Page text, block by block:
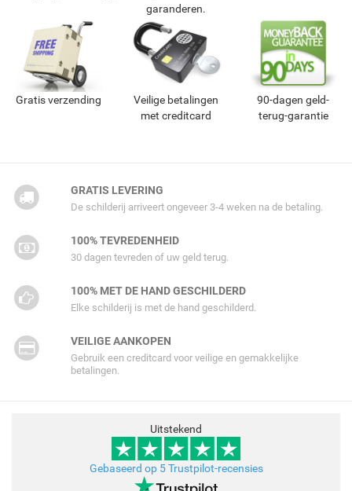
garanderen.
Gratis verzending
Veilige betalingen
met creditcard
90-dagen geld-
terug-garantie
GRATIS LEVERING
De schilderij arriveert ongeveer 3-4 weken na de betaling.
100% TEVREDENHEID
30 dagen tevreden of uw geld terug.
100% MET DE HAND GESCHILDERD
Elke schilderij is met de hand geschilderd.
VEILIGE AANKOPEN
Gebruik een creditcard voor veilige en gemakkelijke
betalingen.
Uitstekend
Gebaseerd op 5 Trustpilot-recensies